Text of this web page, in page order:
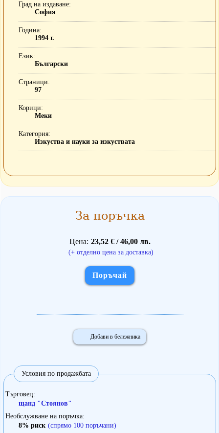
Град на издаване
София
Година
1994 г.
Език
Български
Страници
97
Корици
Меки
Категория
Изкуства и науки за изкуствата
За поръчка
Цена 23,52 € / 46,00 лв.
(+ отделно цена за доставка)
Поръчай
Добави в бележника
Условия по продажбата
Търговец
щанд "Стоянов"
Необслужване на поръчка
8% риск (спрямо 100 поръчани)